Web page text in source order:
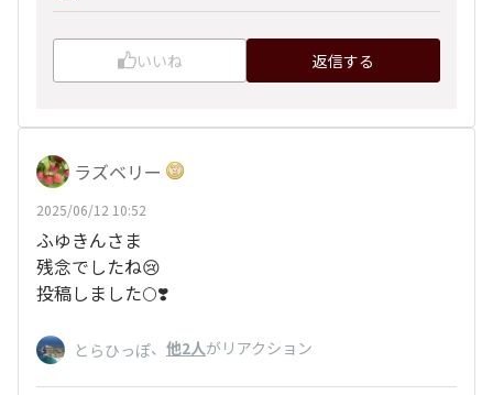
いいね 返信する
ラズベリー
2025/06/12 10:52
ふゆきんさま
残念でしたね😢
投稿しました🌕❣️
とらひっぽ、 他2人がリアクション